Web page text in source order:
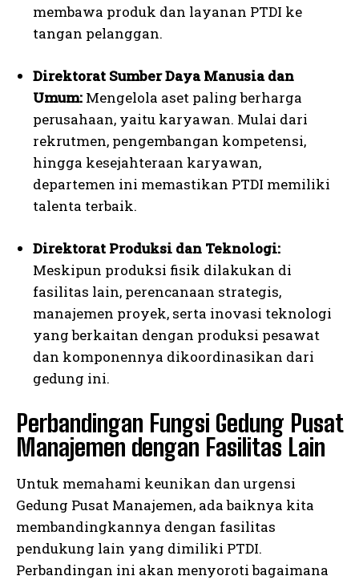
membawa produk dan layanan PTDI ke
tangan pelanggan.
Direktorat Sumber Daya Manusia dan
Umum: Mengelola aset paling berharga
perusahaan, yaitu karyawan. Mulai dari
rekrutmen, pengembangan kompetensi,
hingga kesejahteraan karyawan,
departemen ini memastikan PTDI memiliki
talenta terbaik.
Direktorat Produksi dan Teknologi:
Meskipun produksi fisik dilakukan di
fasilitas lain, perencanaan strategis,
manajemen proyek, serta inovasi teknologi
yang berkaitan dengan produksi pesawat
dan komponennya dikoordinasikan dari
gedung ini.
Perbandingan Fungsi Gedung Pusat
Manajemen dengan Fasilitas Lain
Untuk memahami keunikan dan urgensi
Gedung Pusat Manajemen, ada baiknya kita
membandingkannya dengan fasilitas
pendukung lain yang dimiliki PTDI.
Perbandingan ini akan menyoroti bagaimana